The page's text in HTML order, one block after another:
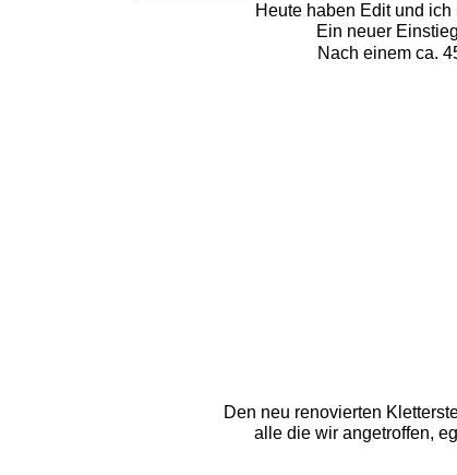
Heute haben Edit und
Ein neuer
Nach einem ca.
Den neu renovierten
alle die wir angetroffen,